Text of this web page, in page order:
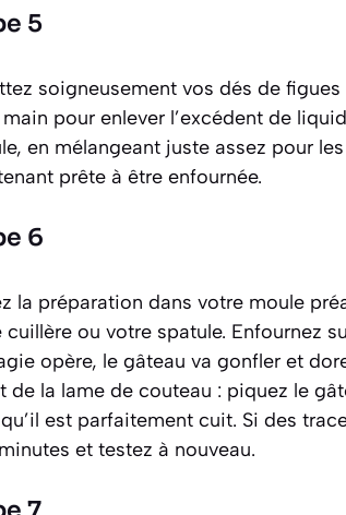
5
soigneusement vos dés de
pour enlever l’excédent de
en mélangeant juste assez pour
prête à être enfournée.
6
la préparation dans votre moule
cuillère ou votre spatule. Enfournez
opère, le gâteau va gonfler et
de la lame de couteau : piquez le
qu’il est parfaitement cuit. Si des
et testez à nouveau.